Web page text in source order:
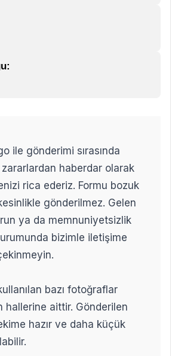
ile gönderimi sırasında
haberdar olarak
rica ederiz. Formu bozuk
gönderilmez. Gelen
ya da memnuniyetsizlik
bizimle iletişime
bazı fotoğraflar
hallerine aittir. Gönderilen
hazır ve daha küçük